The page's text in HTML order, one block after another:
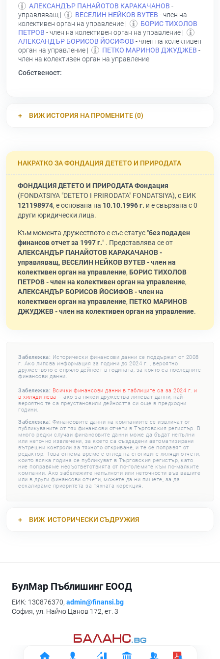
АЛЕКСАНДЪР ПАНАЙОТОВ КАРАКАЧАНОВ -
управляващ |
ВЕСЕЛИН НЕЙКОВ ВУТЕВ - член на
колективен орган на управление |
БОРИС ТИХОЛОВ
ПЕТРОВ - член на колективен орган на управление |
АЛЕКСАНДЪР БОРИСОВ ЙОСИФОВ - член на колективен
орган на управление |
ПЕТКО МАРИНОВ ДЖУДЖЕВ -
член на колективен орган на управление
Собственост:
ВИЖ ИСТОРИЯ НА ПРОМЕНИТЕ (0)
НАКРАТКО ЗА ФОНДАЦИЯ ДЕТЕТО И ПРИРОДАТА
ФОНДАЦИЯ ДЕТЕТО И ПРИРОДАТА Фондация
(FONDATSIYA "DETETO I PRIRODATA" FONDATSIYA), с ЕИК
121198974, е основана на 10.10.1996 г. и е свързана с 0
други юридически лица.
Към момента дружеството е със статус "без подаден
финансов отчет за 1997 г." . Представлява се от
АЛЕКСАНДЪР ПАНАЙОТОВ КАРАКАЧАНОВ -
управляващ, ВЕСЕЛИН НЕЙКОВ ВУТЕВ - член на
колективен орган на управление, БОРИС ТИХОЛОВ
ПЕТРОВ - член на колективен орган на управление,
АЛЕКСАНДЪР БОРИСОВ ЙОСИФОВ - член на
колективен орган на управление, ПЕТКО МАРИНОВ
ДЖУДЖЕВ - член на колективен орган на управление.
Забележка: Исторически финансови данни се поддържат от 2008
г. Ако липсва информация за години до 2024 г. , вероятно
дружеството е спряло дейност в годината, за която са последните
финансови данни.
Забележка: Всички финансови данни в таблиците са за 2024 г. и
в хиляди лева – ако за някои дружества липсват данни, най-
вероятно те са преустановили дейността си още в предходни
години.
Забележка: Финансовите данни на компаниите се извличат от
публикуваните от тях финансови отчети в Търговския регистър. В
много редки случаи финансовите данни може да бъдат непълни
или неточно извлечени, за което са създадени автоматизирани
вътрешни контроли за тяхното откриване, и те се поправят от
редактор. Това отнема време с оглед на стотиците хиляди отчети,
които всяка година се публикуват в Търговския регистър, като
ние поправяме несъответствията от по-големите към по-малките
компании. Ако забележите непълноти или неточности във вашите
или в други финансови отчети, можете да ни пишете, за да
ескалираме приоритета за тяхната корекция.
ВИЖ ИСТОРИЧЕСКИ СЪДРУЖИЯ
БулМар Пъблишинг ЕООД
ЕИК: 130876370, admin@finansi.bg
София, ул. Найчо Цанов 172, ет. 3